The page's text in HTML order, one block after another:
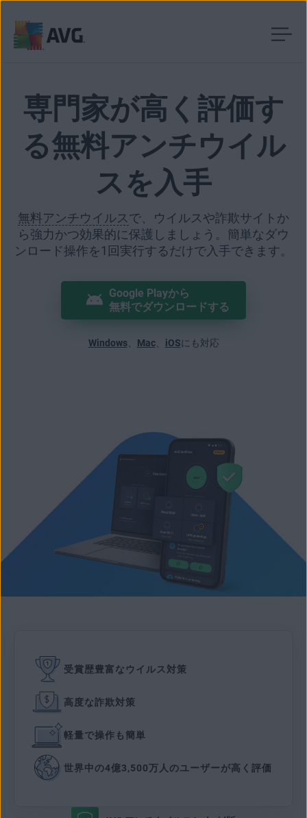
専門家が高く評価す
る無料アンチウイル
スを入手
無料アンチウイルスで、ウイルスや詐欺サイトか
ら強力かつ効果的に保護しましょう。簡単なダウ
ンロード操作を1回実行するだけで入手できます。
Google Playから
無料でダウンロードする
Windows、 Mac、 iOSにも対応
受賞歴豊富なウイルス対策
高度な詐欺対策
軽量で操作も簡単
世界中の4億3,500万人のユーザーが高く評価